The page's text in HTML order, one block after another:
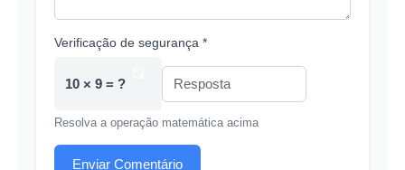
Verificação de segurança *
10 × 9 = ?
Resolva a operação matemática acima
Enviar Comentário